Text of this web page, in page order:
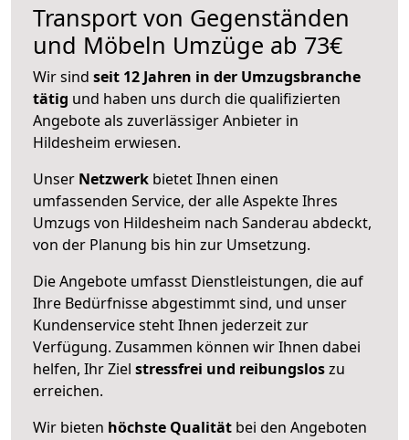
Transport von Gegenständen
und Möbeln Umzüge ab 73€
Wir sind seit 12 Jahren in der Umzugsbranche
tätig und haben uns durch die qualifizierten
Angebote als zuverlässiger Anbieter in
Hildesheim erwiesen.
Unser Netzwerk bietet Ihnen einen
umfassenden Service, der alle Aspekte Ihres
Umzugs von Hildesheim nach Sanderau abdeckt,
von der Planung bis hin zur Umsetzung.
Die Angebote umfasst Dienstleistungen, die auf
Ihre Bedürfnisse abgestimmt sind, und unser
Kundenservice steht Ihnen jederzeit zur
Verfügung. Zusammen können wir Ihnen dabei
helfen, Ihr Ziel stressfrei und reibungsloszu
erreichen.
Wir bieten höchste Qualität bei den Angeboten